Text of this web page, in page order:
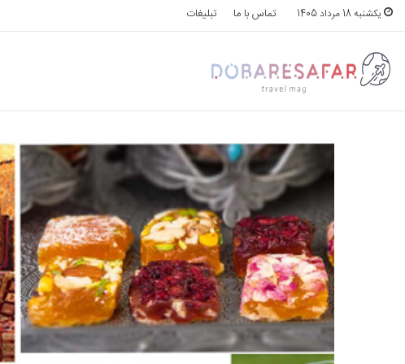
یکشنبه 18 مرداد 1405 تماس با ما تبلیغات